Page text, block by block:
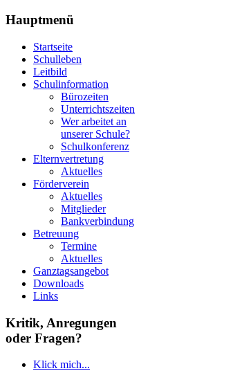
Hauptmenü
Startseite
Schulleben
Leitbild
Schulinformation
Bürozeiten
Unterrichtszeiten
Wer arbeitet an
unserer Schule?
Schulkonferenz
Elternvertretung
Aktuelles
Förderverein
Aktuelles
Mitglieder
Bankverbindung
Betreuung
Termine
Aktuelles
Ganztagsangebot
Downloads
Links
Kritik, Anregungen
oder Fragen?
Klick mich...